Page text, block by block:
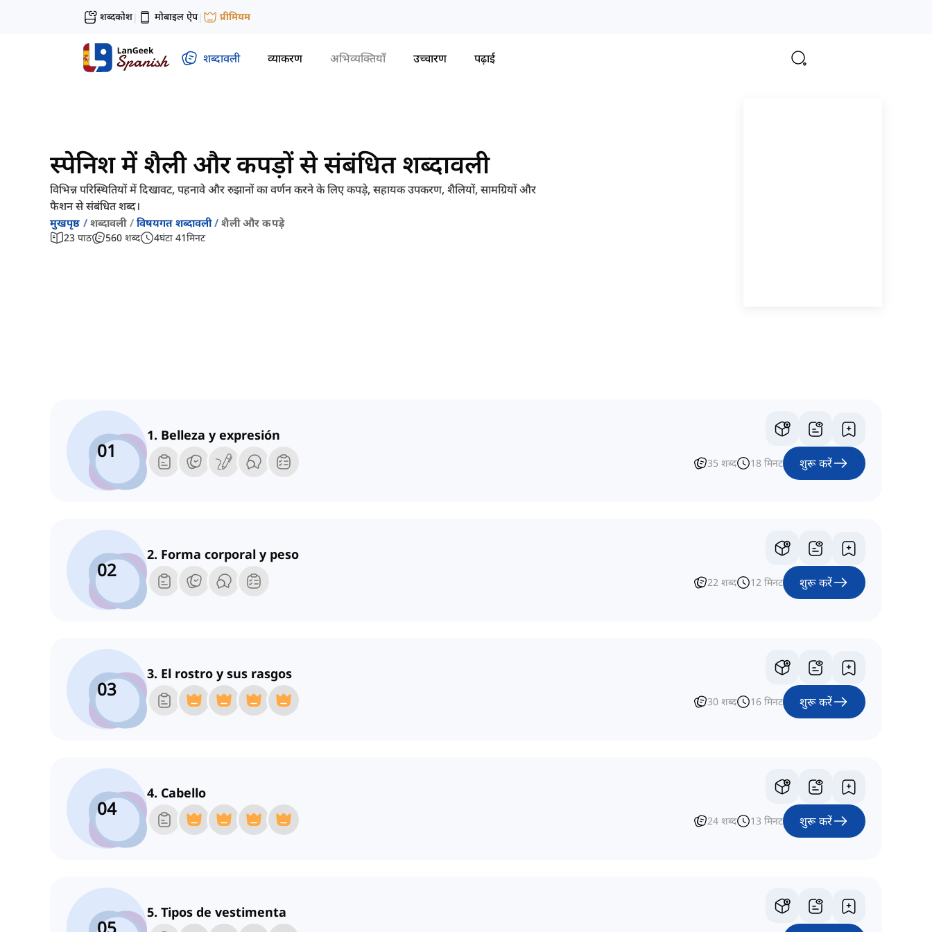
शब्दकोश| मोबाइल ऐप| प्रीमियम
शब्दावली व्याकरण अभिव्यक्तियाँ उच्चारण पढ़ाई
स्पेनिश में शैली और कपड़ों से संबंधित शब्दावली
विभिन्न परिस्थितियों में दिखावट, पहनावे और रुझानों का वर्णन करने के लिए कपड़े, सहायक उपकरण, शैलियों, सामग्रियों और
फैशन से संबंधित शब्द।
मुखपृष्ठ शब्दावली विषयगत शब्दावली शैली और कपड़े
23 पाठ 560 शब्द 4घंटा 41मिनट
01
1. Belleza y expresión
35 शब्द 18 मिनट शुरू करें
02
2. Forma corporal y peso
22 शब्द 12 मिनट शुरू करें
03
3. El rostro y sus rasgos
30 शब्द 16 मिनट शुरू करें
04
4. Cabello
24 शब्द 13 मिनट शुरू करें
5. Tipos de vestimenta